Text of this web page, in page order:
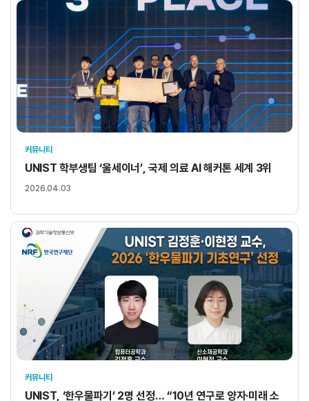
커뮤니티
UNIST 학부생팀 ‘울세이너’, 국제 의료 AI 해커톤 세계 3위
2026.04.03
커뮤니티
UNIST, ‘한우물파기’ 2명 선정… “10년 연구로 양자·미래 소